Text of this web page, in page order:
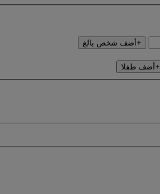
+أضف شخص بالغ
+أضف طفلا